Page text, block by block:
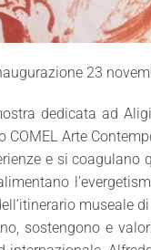
23
dedicata ad
Arte
e si
museale
sostengono e